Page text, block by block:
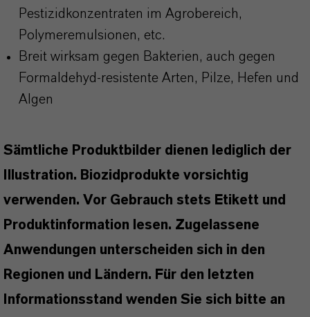
Pestizidkonzentraten im Agrobereich,
Polymeremulsionen, etc.
Breit wirksam gegen Bakterien, auch gegen
Formaldehyd-resistente Arten, Pilze, Hefen und
Algen
Sämtliche Produktbilder dienen lediglich der
Illustration. Biozidprodukte vorsichtig
verwenden. Vor Gebrauch stets Etikett und
Produktinformation lesen. Zugelassene
Anwendungen unterscheiden sich in den
Regionen und Ländern. Für den letzten
Informationsstand wenden Sie sich bitte an